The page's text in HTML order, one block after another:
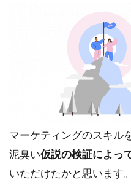
マーケティングのスキル
泥臭い仮説の検証によっ
いただけたかと思います。